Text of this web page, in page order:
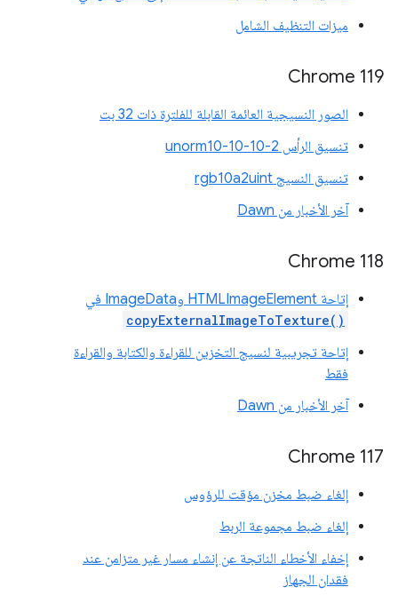
ميزات التنظيف الشامل
‫Chrome 119
الصور النسيجية العائمة القابلة للفلترة ذات 32 بت
تنسيق الرأس unorm10-10-10-2
تنسيق النسيج rgb10a2uint
آخر الأخبار من Dawn
‫Chrome 118
إتاحة HTMLImageElement وImageData في
copyExternalImageToTexture()
إتاحة تجريبية لنسيج التخزين للقراءة والكتابة والقراءة
فقط
آخر الأخبار من Dawn
‫Chrome 117
إلغاء ضبط مخزن مؤقت للرؤوس
إلغاء ضبط مجموعة الربط
إخفاء الأخطاء الناتجة عن إنشاء مسار غير متزامن عند
فقدان الجهاز